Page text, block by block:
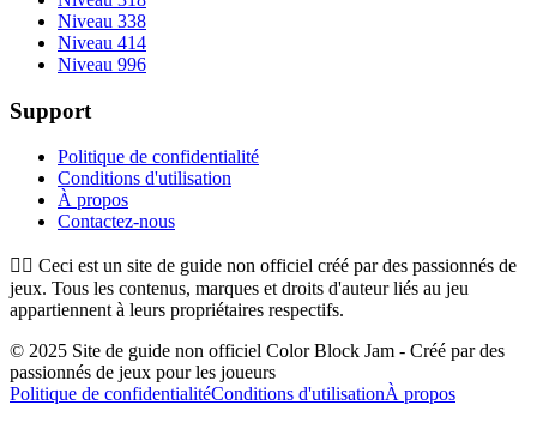
Niveau 338
Niveau 414
Niveau 996
Support
Politique de confidentialité
Conditions d'utilisation
À propos
Contactez-nous
👉🏻 Ceci est un site de guide non officiel créé par des passionnés de
jeux. Tous les contenus, marques et droits d'auteur liés au jeu
appartiennent à leurs propriétaires respectifs.
© 2025 Site de guide non officiel Color Block Jam - Créé par des
passionnés de jeux pour les joueurs
Politique de confidentialitéConditions d'utilisationÀ propos